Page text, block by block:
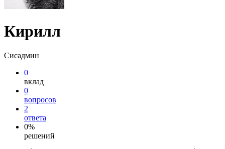
Кирилл
Сисадмин
0
вклад
0
вопросов
2
ответа
0%
решений